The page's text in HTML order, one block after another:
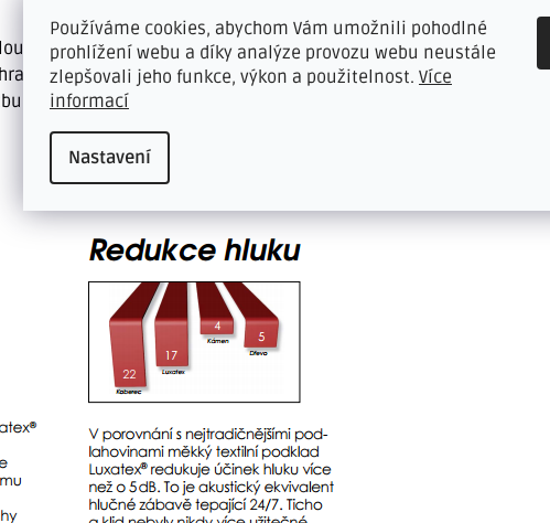
Používáme cookies, abychom Vám umožnili pohodlné
prohlížení webu a díky analýze provozu webu neustále
zlepšovali jeho funkce, výkon a použitelnost. Více
informací
Nastavení
kontaktu podlahy s gumou, voskovanými povrchy a
nábytek speciálními podložkami. Pravidelně podlahu čistěte
doporučujeme bezrozpouštědlové přípravky a vodu. Nepoužívejte